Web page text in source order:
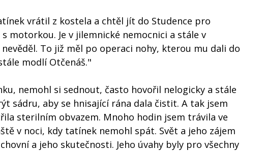
vrátil z kostela a chtěl jít do Studence pro
motorkou. Je v jilemnické nemocnici a stále v
To již měl po operaci nohy, kterou mu dali do
modlí Otčenáš."
nemohl si sednout, často hovořil nelogicky a stále
sádru, aby se hnisající rána dala čistit. A tak jsem
sterilním obvazem. Mnoho hodin jsem trávila ve
v noci, kdy tatínek nemohl spát. Svět a jeho zájem
a jeho skutečnosti. Jeho úvahy byly pro všechny